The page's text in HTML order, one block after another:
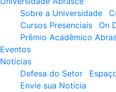
Sobre a Universidade
Cursos Presenciais
On
Prêmio Acadêmico
Eventos
Notícias
Defesa do Setor
Envie sua Notícia